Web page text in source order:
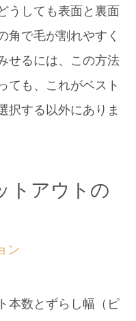
うしても表面と裏面
角で毛が割れやすく
せるには、この方法
ても、これがベスト
択する以外にありま
トアウトの
本数とずらし幅（ピ